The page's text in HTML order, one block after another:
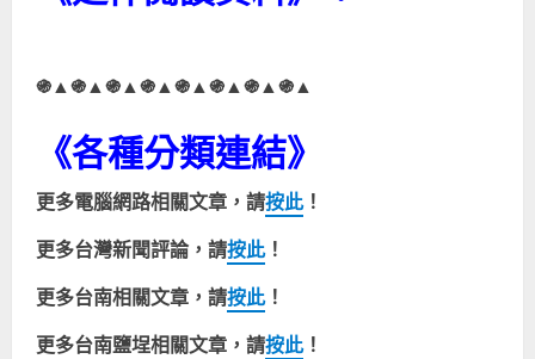
֍▲֍▲֍▲֍▲֍▲֍▲֍▲֍▲
《各種分類連結》
更多電腦網路相關文章，請按此！
更多台灣新聞評論 ，請按此！
更多台南相關文章，請按此！
更多台南鹽埕相關文章，請按此！